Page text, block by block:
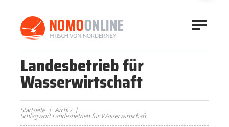
Landesbetrieb für
Wasserwirtschaft
Startseite
Archiv
Schlagwort Landesbetrieb für Wasserwirtschaft